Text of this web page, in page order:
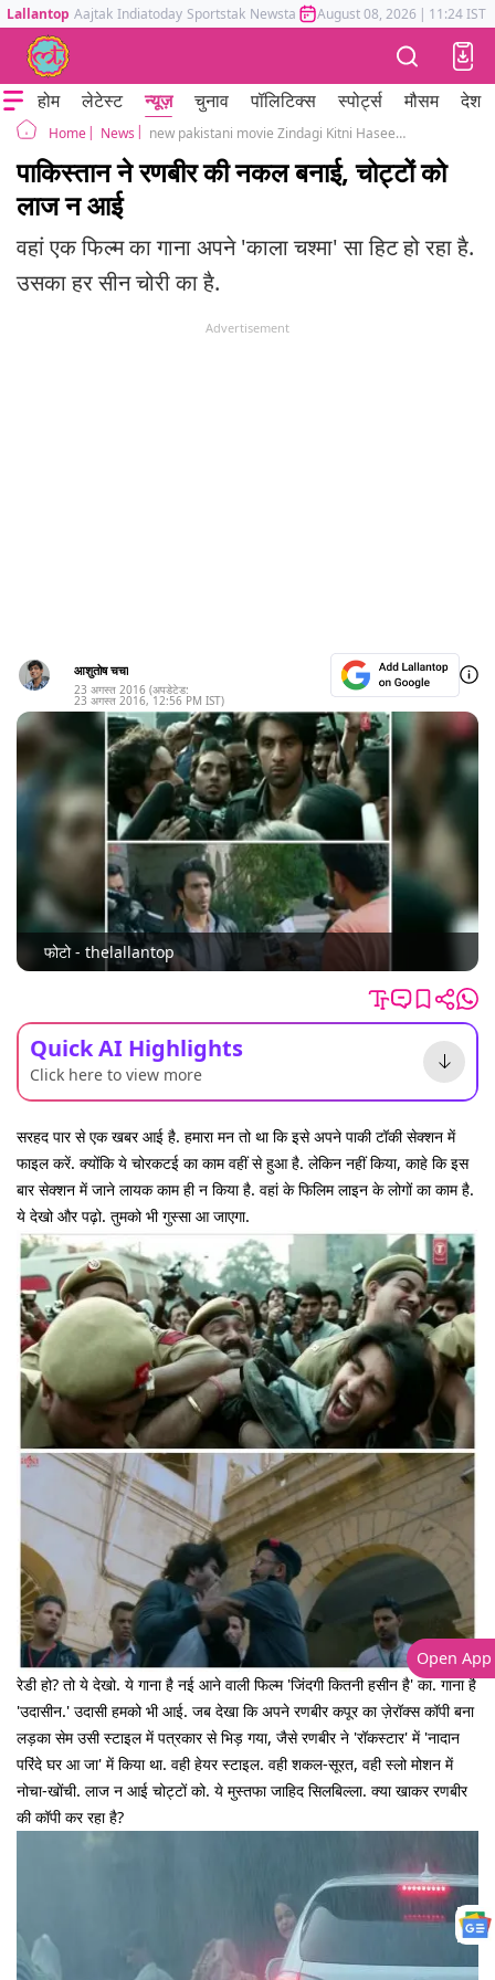
Lallantop Aajtak Indiatoday Sportstak Newstak Mumbai Tak Astrotak
August 08, 2026 | 11:24 IST
होम लेटेस्ट न्यूज़ चुनाव पॉलिटिक्स स्पोर्ट्स मौसम देश
Home News new pakistani movie Zindagi Kitni Haseen Hay song Udassian is copy from ranbeer kapoor song nadaan parindey from rockstar
पाकिस्तान ने रणबीर की नकल बनाई, चोट्टों को
लाज न आई
वहां एक फिल्म का गाना अपने 'काला चश्मा' सा हिट हो रहा है.
उसका हर सीन चोरी का है.
Advertisement
आशुतोष चचा
23 अगस्त 2016 (अपडेटेड:
23 अगस्त 2016, 12:56 PM IST)
फोटो - thelallantop
Quick AI Highlights
Click here to view more
सरहद पार से एक खबर आई है. हमारा मन तो था कि इसे अपने पाकी टॉकी सेक्शन में
फाइल करें. क्योंकि ये चोरकटई का काम वहीं से हुआ है. लेकिन नहीं किया, काहे कि इस
बार सेक्शन में जाने लायक काम ही न किया है. वहां के फिलिम लाइन के लोगों का काम है.
ये देखो और पढ़ो. तुमको भी गुस्सा आ जाएगा.
रेडी हो? तो ये देखो. ये गाना है नई आने वाली फिल्म 'जिंदगी कितनी हसीन है' का. गाना है
'उदासीन.' उदासी हमको भी आई. जब देखा कि अपने रणबीर कपूर का ज़ेरॉक्स कॉपी बना
लड़का सेम उसी स्टाइल में पत्रकार से भिड़ गया, जैसे रणबीर ने 'रॉकस्टार' में 'नादान
परिंदे घर आ जा' में किया था. वही हेयर स्टाइल. वही शकल-सूरत, वही स्लो मोशन में
नोचा-खोंची. लाज न आई चोट्टों को. ये मुस्तफा जाहिद सिलबिल्ला. क्या खाकर रणबीर
की कॉपी कर रहा है?
Open App